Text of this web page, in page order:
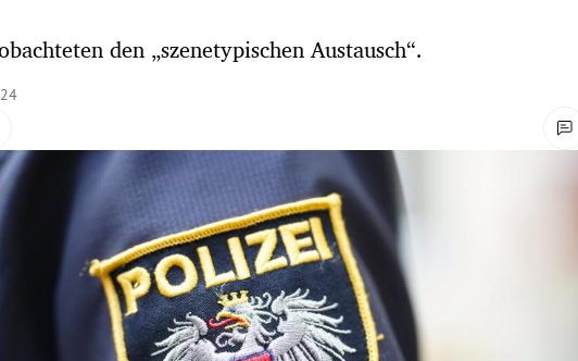
den „szenetypischen Austausch“.
öffnen/schließen